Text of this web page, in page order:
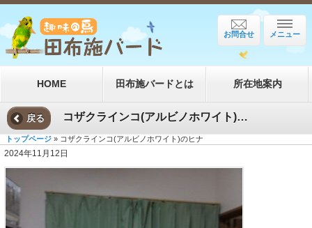
メニュー
お問合せ
HOME 田布施バードとは 所在地案内
戻る コザクラインコ(アルビノホワイト)のヒナ
トップページ » コザクラインコ(アルビノホワイト)のヒナ
2024年11月12日